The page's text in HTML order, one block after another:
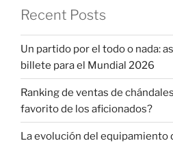
Recent Posts
Un partido por el todo o nada:
billete para el Mundial 2026
Ranking de ventas de
favorito de los aficionados?
La evolución del